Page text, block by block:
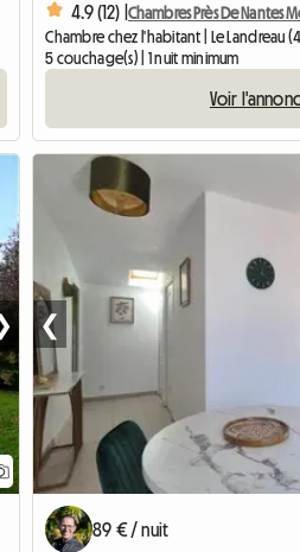
4.9 (12) | Chambres Près De Nantes
Chambre chez l'habitant | Le Landreau
5 couchage(s) | 1 nuit minimum
Voir
❮
89 € / nuit